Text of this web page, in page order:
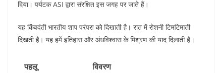
दिया। पर्यटक ASI द्वारा संरक्षित इस जगह पर जाते हैं।​
यह किंवदंती भारतीय शाप परंपरा को दिखाती है। रात में रोशनी टिमटिमाती
दिखती है। यह हमें इतिहास और अंधविश्वास के मिश्रण की याद दिलाती है।​
पहलू
विवरण